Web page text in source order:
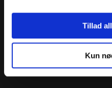
Tillad
Kun
Sproglige spørgsmål:33 74 74
33 74 74
Se ogsåAfdeling for Dansk